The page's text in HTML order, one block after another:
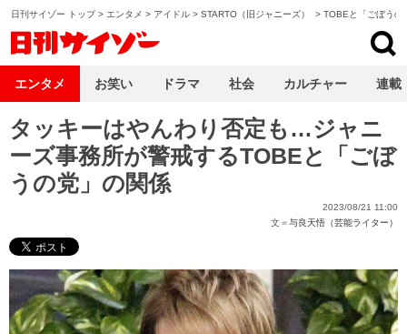
日刊サイゾー トップ> エンタメ > アイドル > STARTO（旧ジャニーズ） > TOBEと「ごぼうの
タッキーはやんわり否定も…ジャニ
ーズ事務所が警戒するTOBEと「ごぼ
うの党」の関係
2023/08/21 11:00
文＝与良天悟（芸能ライター）
エンタメ お笑い ドラマ 社会 カルチャー 連載